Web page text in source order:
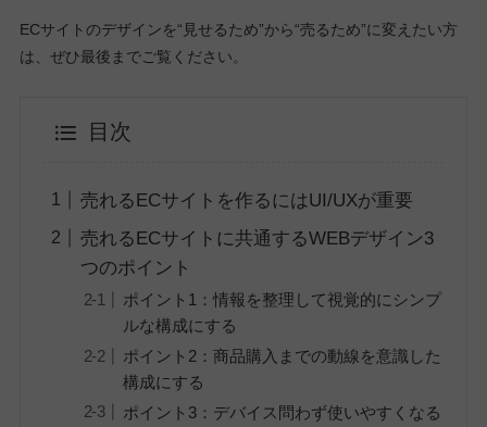
ECサイトのデザインを“見せるため”から“売るため”に変えたい方
は、ぜひ最後までご覧ください。
目次
売れるECサイトを作るにはUI/UXが重要
売れるECサイトに共通するWEBデザイン3
つのポイント
ポイント1：情報を整理して視覚的にシンプ
ルな構成にする
ポイント2：商品購入までの動線を意識した
構成にする
ポイント3：デバイス問わず使いやすくなる